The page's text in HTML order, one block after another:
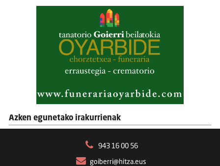
Azken egunetako irakurrienak
943 16 00 56
goiberri@hitza.eus